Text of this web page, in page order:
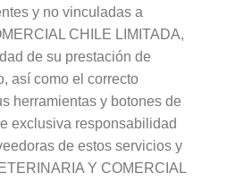
y no vinculadas a
CHILE LIMITADA,
de su prestación de
así como el correcto
herramientas y botones de
exclusiva responsabilidad
de estos servicios y
Y COMERCIAL